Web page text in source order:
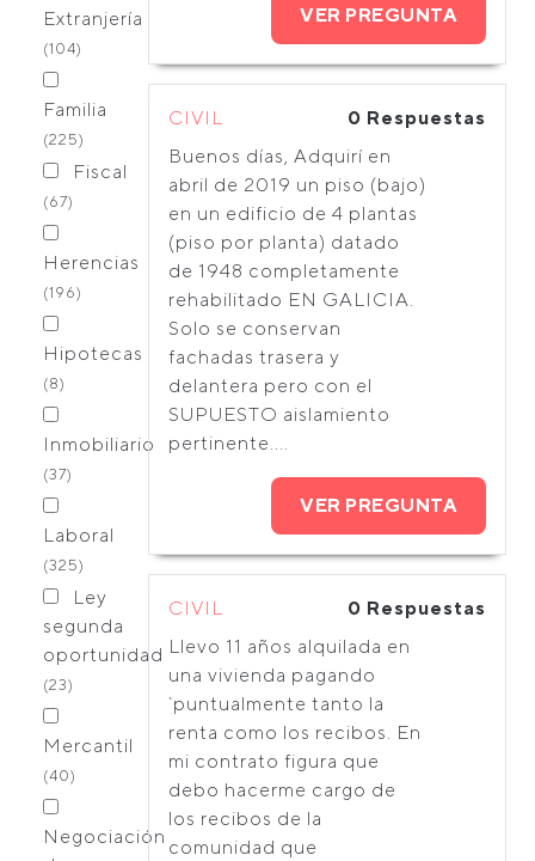
Extranjería
(104)
Familia
(225)
Fiscal
(67)
Herencias
(196)
Hipotecas
(8)
Inmobiliario
(37)
Laboral
(325)
Ley
segunda
oportunidad
(23)
Mercantil
(40)
Negociación
VER PREGUNTA
CIVIL
0 Respuestas
Buenos días, Adquirí en
abril de 2019 un piso (bajo)
en un edificio de 4 plantas
(piso por planta) datado
de 1948 completamente
rehabilitado EN GALICIA.
Solo se conservan
fachadas trasera y
delantera pero con el
SUPUESTO aislamiento
pertinente....
VER PREGUNTA
CIVIL
0 Respuestas
Llevo 11 años alquilada en
una vivienda pagando
`puntualmente tanto la
renta como los recibos. En
mi contrato figura que
debo hacerme cargo de
los recibos de la
comunidad que